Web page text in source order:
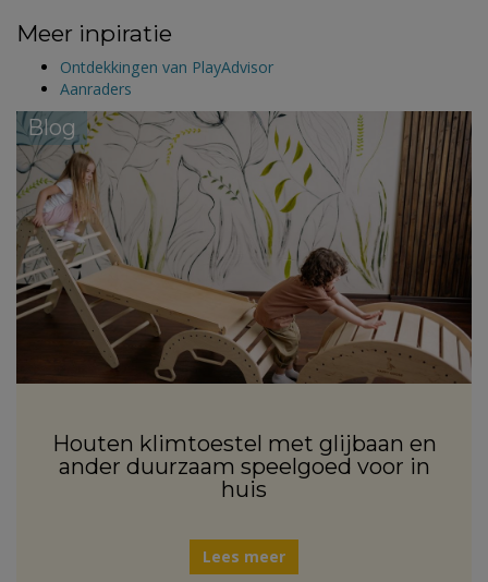
Meer inpiratie
Ontdekkingen van PlayAdvisor
Aanraders
Blog
Houten klimtoestel met glijbaan en
ander duurzaam speelgoed voor in
huis
Lees meer